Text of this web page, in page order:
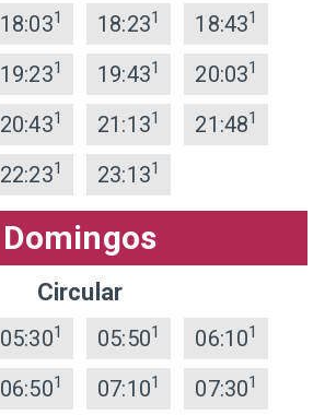
18:031 18:231 18:431
19:231 19:431 20:031
20:431 21:131 21:481
22:231 23:131
Domingos
Circular
05:301 05:501 06:101
06:501 07:101 07:301